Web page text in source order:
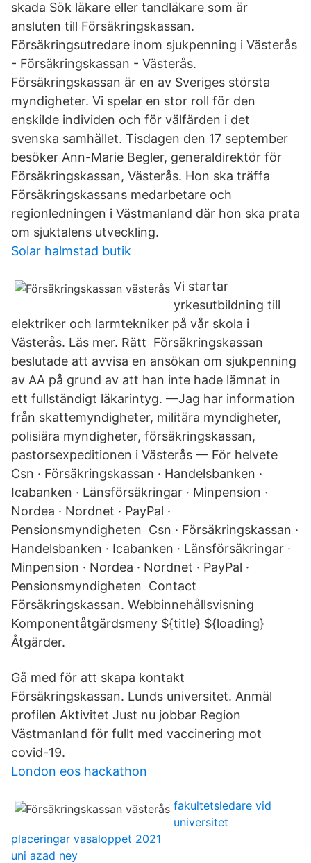
skada Sök läkare eller tandläkare som är
ansluten till Försäkringskassan.
Försäkringsutredare inom sjukpenning i Västerås
- Försäkringskassan - Västerås.
Försäkringskassan är en av Sveriges största
myndigheter. Vi spelar en stor roll för den
enskilde individen och för välfärden i det
svenska samhället. Tisdagen den 17 september
besöker Ann-Marie Begler, generaldirektör för
Försäkringskassan, Västerås. Hon ska träffa
Försäkringskassans medarbetare och
regionledningen i Västmanland där hon ska prata
om sjuktalens utveckling.
Solar halmstad butik
Vi startar
yrkesutbildning till
elektriker och larmtekniker på vår skola i
Västerås. Läs mer. Rätt Försäkringskassan
beslutade att avvisa en ansökan om sjukpenning
av AA på grund av att han inte hade lämnat in
ett fullständigt läkarintyg. —Jag har information
från skattemyndigheter, militära myndigheter,
polisiära myndigheter, försäkringskassan,
pastorsexpeditionen i Västerås — För helvete
Csn · Försäkringskassan · Handelsbanken ·
Icabanken · Länsförsäkringar · Minpension ·
Nordea · Nordnet · PayPal ·
Pensionsmyndigheten Csn · Försäkringskassan ·
Handelsbanken · Icabanken · Länsförsäkringar ·
Minpension · Nordea · Nordnet · PayPal ·
Pensionsmyndigheten Contact
Försäkringskassan. Webbinnehållsvisning
Komponentåtgärdsmeny ${title} ${loading}
Åtgärder.
Gå med för att skapa kontakt
Försäkringskassan. Lunds universitet. Anmäl
profilen Aktivitet Just nu jobbar Region
Västmanland för fullt med vaccinering mot
covid-19.
London eos hackathon
fakultetsledare vid
universitet
placeringar vasaloppet 2021
uni azad ney